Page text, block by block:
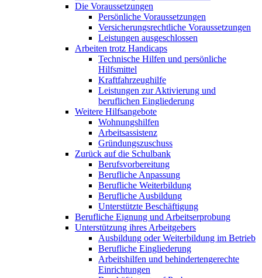
Die Voraussetzungen
Persönliche Voraussetzungen
Versicherungsrechtliche Voraussetzungen
Leistungen ausgeschlossen
Arbeiten trotz Handicaps
Technische Hilfen und persönliche
Hilfsmittel
Kraftfahrzeughilfe
Leistungen zur Aktivierung und
beruflichen Eingliederung
Weitere Hilfsangebote
Wohnungshilfen
Arbeitsassistenz
Gründungszuschuss
Zurück auf die Schulbank
Berufsvorbereitung
Berufliche Anpassung
Berufliche Weiterbildung
Berufliche Ausbildung
Unterstützte Beschäftigung
Berufliche Eignung und Arbeitserprobung
Unterstützung ihres Arbeitgebers
Ausbildung oder Weiterbildung im Betrieb
Berufliche Eingliederung
Arbeitshilfen und behindertengerechte
Einrichtungen